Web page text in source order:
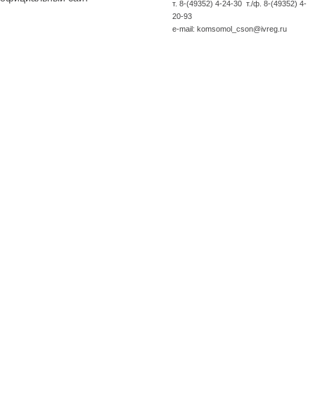
т. 8-(49352) 4-24-30 т./ф. 8-(49352) 4-
20-93
e-mail: komsomol_cson@ivreg.ru